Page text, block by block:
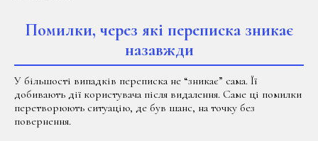
Помилки, через які переписка зникає
назавжди
У більшості випадків переписка не “зникає” сама. Її
добивають дії користувача після видалення. Саме ці помилки
перетворюють ситуацію, де був шанс, на точку без
повернення.